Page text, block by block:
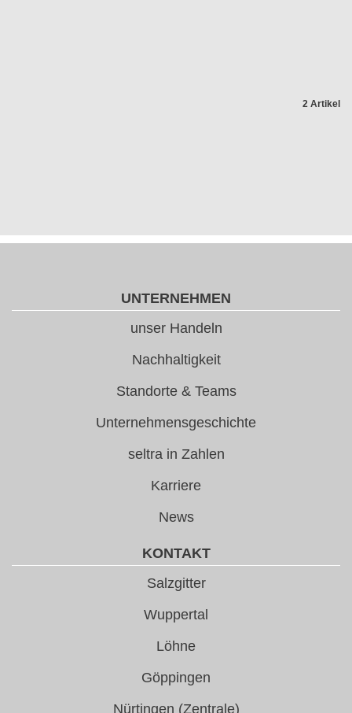
2 Artikel
UNTERNEHMEN
unser Handeln
Nachhaltigkeit
Standorte & Teams
Unternehmensgeschichte
seltra in Zahlen
Karriere
News
KONTAKT
Salzgitter
Wuppertal
Löhne
Göppingen
Nürtingen (Zentrale)